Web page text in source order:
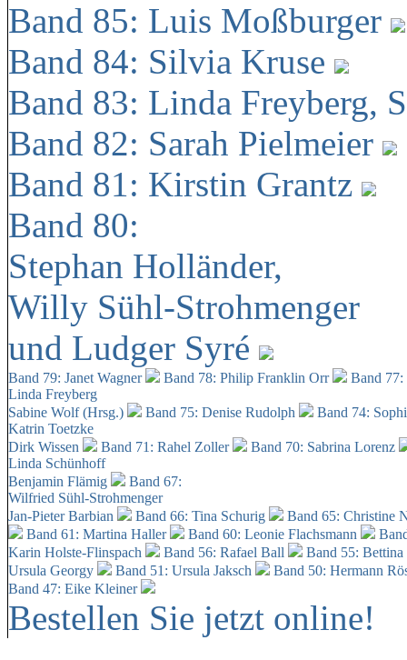
Band 85: Luis Moßburger
Band 84: Silvia Kruse
Band 83: Linda Freyberg,
Band 82: Sarah Pielmeier
Band 81: Kirstin Grantz
Band 80:
Stephan Holländer,
Willy Sühl-Strohmenger
und Ludger Syré
Band 79: Janet Wagner Band 78: Philip Franklin Orr
Band
Linda Freyberg
Sabine Wolf (Hrsg.)
Band 75: Denise Rudolph
Band 74:
Katrin Toetzke
Dirk Wissen
Band 71: Rahel Zoller
Band 70: Sabrina Lorenz
Linda Schünhoff
Benjamin Flämig
Band 67:
Wilfried Sühl-Strohmenger
Jan-Pieter Barbian
Band 66: Tina Schurig
Band 65: Christine
Band 61: Martina Haller
Band 60: Leonie Flachsmann
Karin Holste-Flinspach
Band 56: Rafael Ball
Band 55:
Ursula Georgy
Band 51: Ursula Jaksch Band 50: Hermann
Band 47: Eike Kleiner
Bestellen Sie jetzt online!